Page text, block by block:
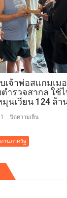
สุข
ภาวะ
ขับ
เคลื่อน
อุบลราชธา
สู่
เมือง
สุข
ภาวะ
ต้นแบบ
เจ้าพ่อสแกมเม
ำรวจสากล ใช้
มุนเวียน 124 ล้
ปิดความเห็น
พ่อ
านภาครัฐ